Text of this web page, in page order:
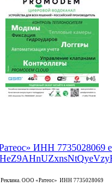
Реклама. ООО «Ратеос» ИНН 7735028069